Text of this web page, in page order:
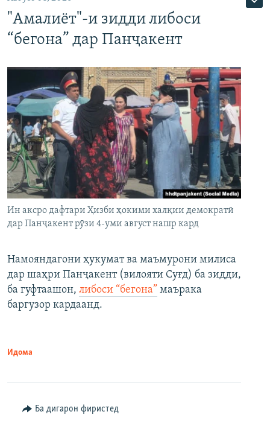
"Амалиёт"-и зидди либоси
“бегона” дар Панҷакент
Ин аксро дафтари Ҳизби ҳокими халқии демократӣ
дар Панҷакент рӯзи 4-уми август нашр кард
Намояндагони ҳукумат ва маъмурони милиса
дар шаҳри Панҷакент (вилояти Суғд) ба зидди,
ба гуфтаашон, либоси “бегона” маърака
баргузор кардаанд.
Идома
Ба дигарон фиристед